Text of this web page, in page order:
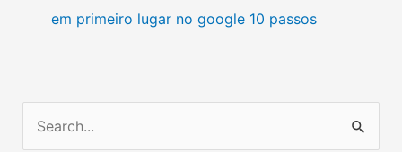
em primeiro lugar no google 10 passos